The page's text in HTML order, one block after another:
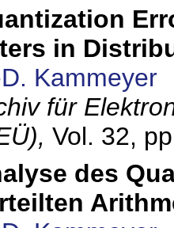
in
Kammeyer
für
Vol. 32,
des